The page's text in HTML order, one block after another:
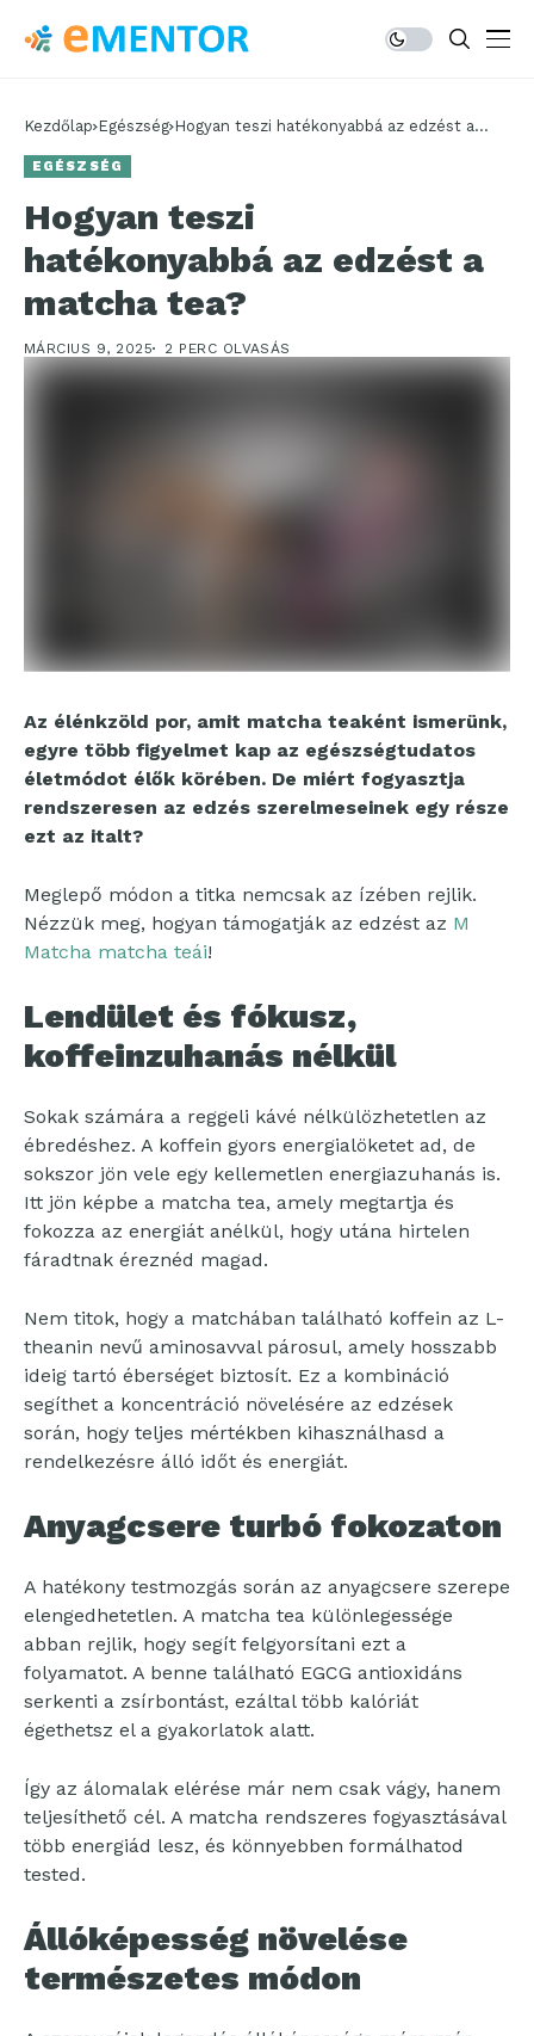
Kezdőlap Egészség Hogyan teszi hatékonyabbá az edzést a
EGÉSZSÉG
Hogyan teszi
hatékonyabbá az edzést a
matcha tea?
MÁRCIUS 9, 2025 2 PERC OLVASÁS
Az élénkzöld por, amit matcha teaként ismerünk,
egyre több figyelmet kap az egészségtudatos
életmódot élők körében. De miért fogyasztja
rendszeresen az edzés szerelmeseinek egy része
ezt az italt?
Meglepő módon a titka nemcsak az ízében rejlik.
Nézzük meg, hogyan támogatják az edzést az M
Matcha matcha teái!
Lendület és fókusz,
koffeinzuhanás nélkül
Sokak számára a reggeli kávé nélkülözhetetlen az
ébredéshez. A koffein gyors energialöketet ad, de
sokszor jön vele egy kellemetlen energiazuhanás is.
Itt jön képbe a matcha tea, amely megtartja és
fokozza az energiát anélkül, hogy utána hirtelen
fáradtnak éreznéd magad.
Nem titok, hogy a matchában található koffein az L-
theanin nevű aminosavval párosul, amely hosszabb
ideig tartó éberséget biztosít. Ez a kombináció
segíthet a koncentráció növelésére az edzések
során, hogy teljes mértékben kihasználhasd a
rendelkezésre álló időt és energiát.
Anyagcsere turbó fokozaton
A hatékony testmozgás során az anyagcsere szerepe
elengedhetetlen. A matcha tea különlegessége
abban rejlik, hogy segít felgyorsítani ezt a
folyamatot. A benne található EGCG antioxidáns
serkenti a zsírbontást, ezáltal több kalóriát
égethetsz el a gyakorlatok alatt.
Így az álomalak elérése már nem csak vágy, hanem
teljesíthető cél. A matcha rendszeres fogyasztásával
több energiád lesz, és könnyebben formálhatod
tested.
Állóképesség növelése
természetes módon